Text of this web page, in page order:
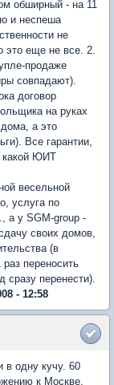
обширный - на 11
и неспеша
не
это еще не все. 2.
продаже
совпадают).
договор
на руках
дома, а это
Все гарантии,
какой ЮИТ
весельной
услуга по
а у SGM-group -
своих домов,
(в
переносить
сразу перенести).
- 12:58
в одну кучу. 60
к Москве,